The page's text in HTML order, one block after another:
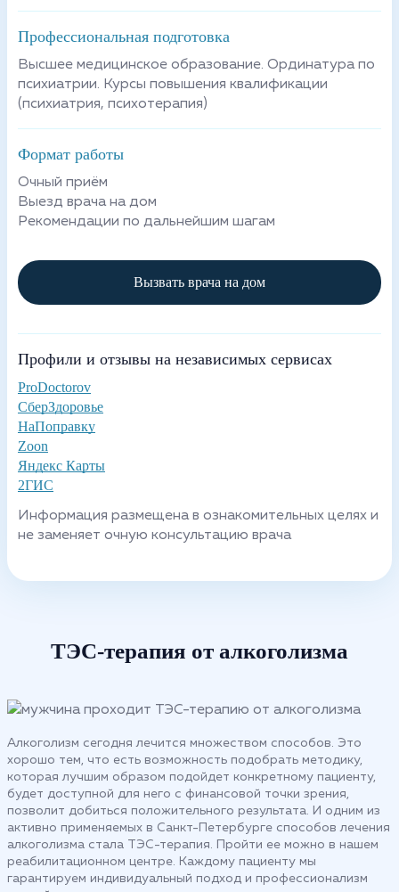
Профессиональная подготовка
Высшее медицинское образование. Ординатура по
психиатрии. Курсы повышения квалификации
(психиатрия, психотерапия)
Формат работы
Очный приём
Выезд врача на дом
Рекомендации по дальнейшим шагам
Вызвать врача на дом
Профили и отзывы на независимых сервисах
ProDoctorov
СберЗдоровье
НаПоправку
Zoon
Яндекс Карты
2ГИС
Информация размещена в ознакомительных целях и
не заменяет очную консультацию врача
ТЭС-терапия от алкоголизма
Алкоголизм сегодня лечится множеством способов. Это
хорошо тем, что есть возможность подобрать методику,
которая лучшим образом подойдет конкретному пациенту,
будет доступной для него с финансовой точки зрения,
позволит добиться положительного результата. И одним из
активно применяемых в Санкт-Петербурге способов лечения
алкоголизма стала ТЭС-терапия. Пройти ее можно в нашем
реабилитационном центре. Каждому пациенту мы
гарантируем индивидуальный подход и профессионализм